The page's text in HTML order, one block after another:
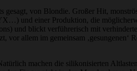
von Blondie. Großer Hit,
und einer Produktion, die
und blickt verführerisch mit
vor allem im gemeinsam
machen die silikonisierten